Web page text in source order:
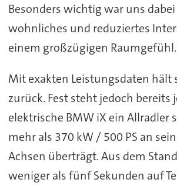
Besonders wichtig war uns
wohnliches und reduziertes
einem großzügigen
Mit exakten Leistungsdaten hält
zurück. Fest steht jedoch bereits
elektrische BMW iX ein Allradler
mehr als 370 kW / 500 PS an
Achsen überträgt. Aus dem
weniger als fünf Sekunden auf